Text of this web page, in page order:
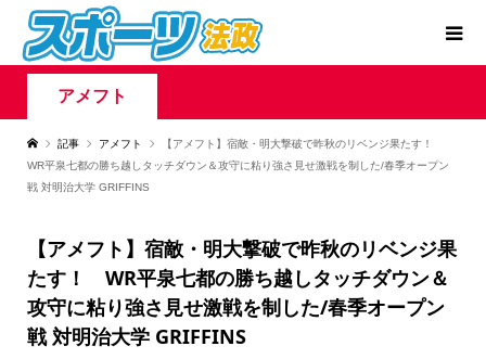
アメフト
記事 アメフト
【アメフト】宿敵・明大撃破で昨秋のリベンジ果たす！
WR平泉七都の勝ち越しタッチダウン＆攻守に粘り強さ見せ激戦を制した/春季オープン
戦 対明治大学 GRIFFINS
【アメフト】宿敵・明大撃破で昨秋のリベンジ果
たす！ WR平泉七都の勝ち越しタッチダウン＆
攻守に粘り強さ見せ激戦を制した/春季オープン
戦 対明治大学 GRIFFINS